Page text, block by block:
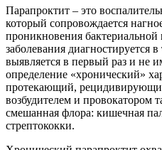
Парапроктит – это
который сопровождается
проникновения
заболевания диагностируется
выявляется в первый раз и не
определение «хронический»
протекающий,
возбудителем и провокатором
смешанная флора: кишечная
стрептококки.